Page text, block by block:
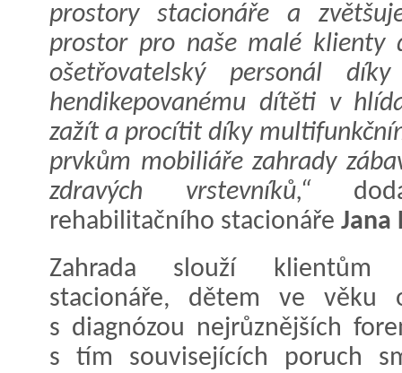
prostory stacionáře a
prostor pro naše malé klienty
ošetřovatelský personál
hendikepovanému dítěti v
zažít a procítit díky
prvkům mobiliáře zahrady
zdravých vrstevníků,“
rehabilitačního stacionáře Jana
Zahrada slouží klientům
stacionáře, dětem ve
s diagnózou nejrůznějších
s tím souvisejících poruch